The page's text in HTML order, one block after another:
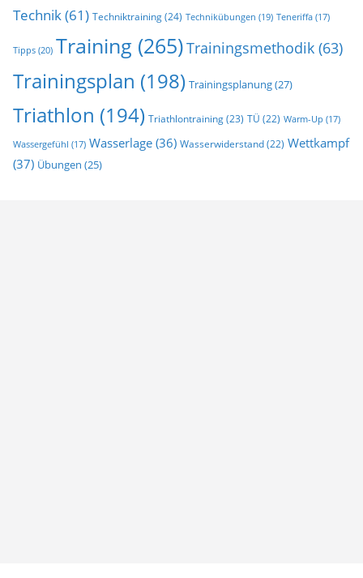
Technik(61) Techniktraining(24) Technikübungen (19) Teneriffa (17)
Tipps (20) Training (265)Trainingsmethodik (63)
Trainingsplan (198) Trainingsplanung(27)
Triathlon (194) Triathlontraining(23) TÜ (22) Warm-Up (17)
Wassergefühl (17) Wasserlage (36) Wasserwiderstand(22) Wettkampf
(37) Übungen (25)